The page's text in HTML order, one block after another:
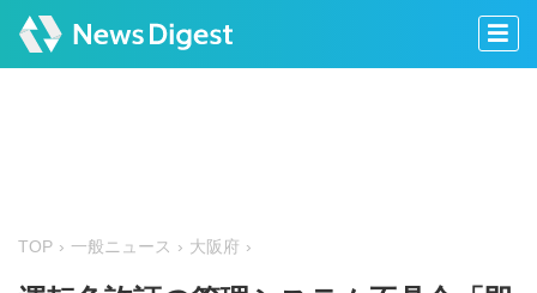
TOP 一般ニュース 大阪府